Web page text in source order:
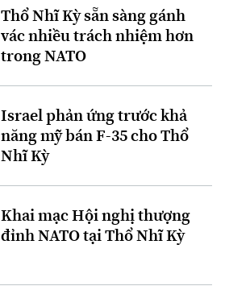
Thổ Nhĩ Kỳ sẵn sàng gánh
vác nhiều trách nhiệm hơn
trong NATO
Israel phản ứng trước khả
năng mỹ bán F-35 cho Thổ
Nhĩ Kỳ
Khai mạc Hội nghị thượng
đỉnh NATO tại Thổ Nhĩ Kỳ